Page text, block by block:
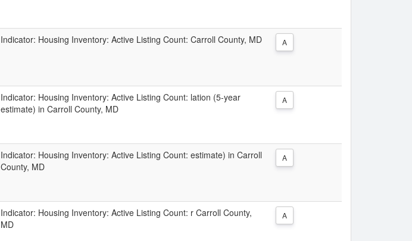
Indicator: Housing Inventory: Active Listing Count: Carroll County, MD A
Indicator: Housing Inventory: Active Listing Count: lation (5-year
estimate) in Carroll County, MD
A
Indicator: Housing Inventory: Active Listing Count: estimate) in Carroll
County, MD
A
Indicator: Housing Inventory: Active Listing Count: r Carroll County,
MD
A